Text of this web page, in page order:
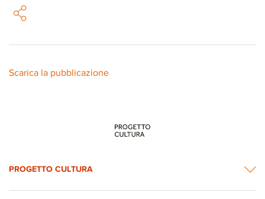
Scarica la pubblicazione
PROGETTO CULTURA